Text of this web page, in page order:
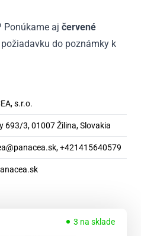
Ponúkame aj červené
do poznámky k
s.r.o.
693/3, 01007 Žilina, Slovakia
+421415640579
3 na sklade